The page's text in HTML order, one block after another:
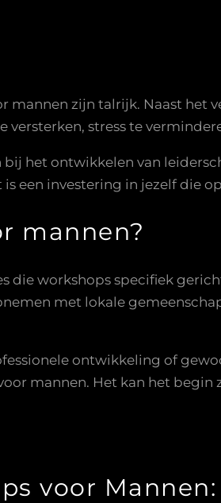
mannen zijn talrijk. Naast het
stress te
het ontwikkelen van
een investering in jezelf die
mannen?
die workshops specifiek
met lokale
ontwikkeling of
mannen. Het kan het begin
voor